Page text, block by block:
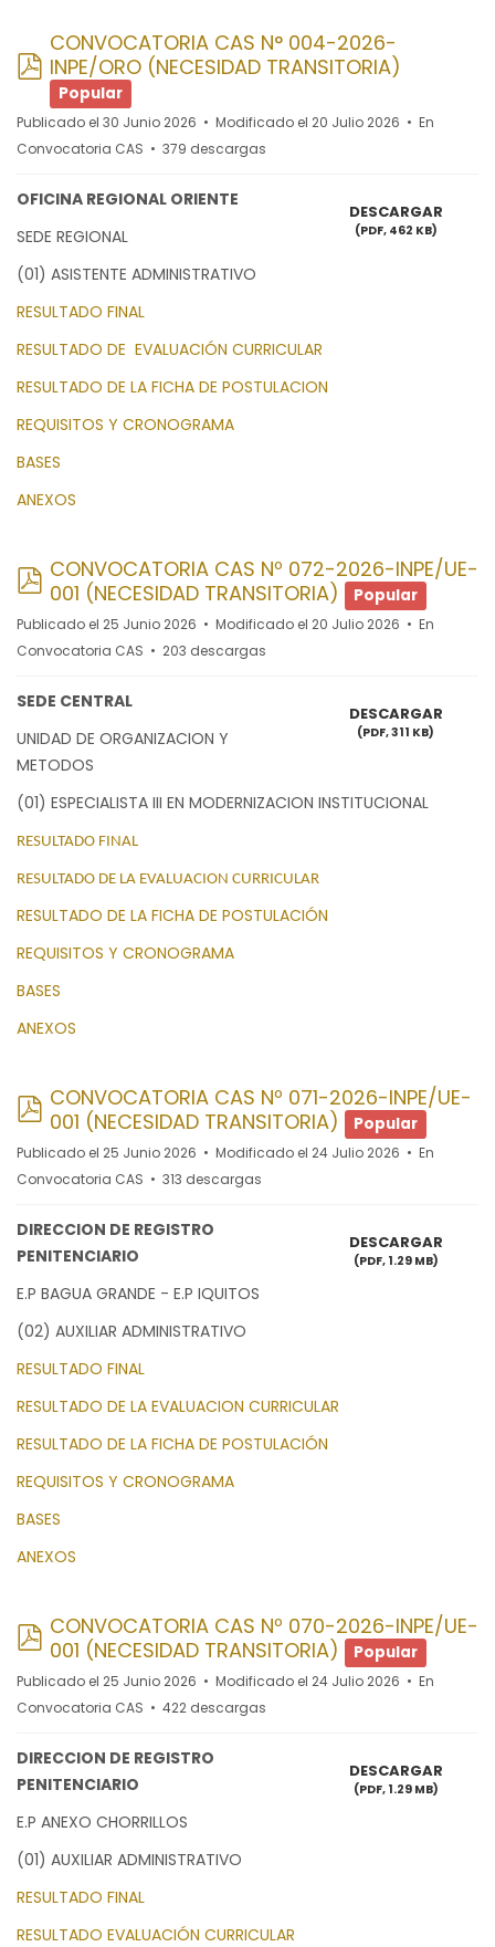
pdf
CONVOCATORIA CAS N° 004-2026-
INPE/ORO (NECESIDAD TRANSITORIA)
Popular
Publicado el 30 Junio 2026 Modificado el 20 Julio 2026
En
Convocatoria CAS
379 descargas
DESCARGAR
(PDF, 462 KB)
OFICINA REGIONAL ORIENTE
SEDE REGIONAL
(01) ASISTENTE ADMINISTRATIVO
RESULTADO FINAL
RESULTADO DE EVALUACIÓN CURRICULAR
RESULTADO DE LA FICHA DE POSTULACION
REQUISITOS Y CRONOGRAMA
BASES
ANEXOS
pdf
CONVOCATORIA CAS Nº 072-2026-INPE/UE-
001 (NECESIDAD TRANSITORIA)
Popular
Publicado el 25 Junio 2026 Modificado el 20 Julio 2026
En
Convocatoria CAS
203 descargas
DESCARGAR
(PDF,311 KB)
SEDE CENTRAL
UNIDAD DE ORGANIZACION Y
METODOS
(01) ESPECIALISTA III EN MODERNIZACION INSTITUCIONAL
RESULTADO FINAL
RESULTADO DE LA EVALUACION CURRICULAR
RESULTADO DE LA FICHA DE POSTULACIÓN
REQUISITOS Y CRONOGRAMA
BASES
ANEXOS
pdf
CONVOCATORIA CAS Nº 071-2026-INPE/UE-
001 (NECESIDAD TRANSITORIA)
Popular
Publicado el 25 Junio 2026 Modificado el 24 Julio 2026
En
Convocatoria CAS
313 descargas
DESCARGAR
(PDF, 1.29 MB)
DIRECCION DE REGISTRO
PENITENCIARIO
E.P BAGUA GRANDE - E.P IQUITOS
(02) AUXILIAR ADMINISTRATIVO
RESULTADO FINAL
RESULTADO DE LA EVALUACION CURRICULAR
RESULTADO DE LA FICHA DE POSTULACIÓN
REQUISITOS Y CRONOGRAMA
BASES
ANEXOS
pdf
CONVOCATORIA CAS Nº 070-2026-INPE/UE-
001 (NECESIDAD TRANSITORIA)
Popular
Publicado el 25 Junio 2026 Modificado el 24 Julio 2026
En
Convocatoria CAS
422 descargas
DESCARGAR
(PDF, 1.29 MB)
DIRECCION DE REGISTRO
PENITENCIARIO
E.P ANEXO CHORRILLOS
(01) AUXILIAR ADMINISTRATIVO
RESULTADO FINAL
RESULTADO EVALUACIÓN CURRICULAR